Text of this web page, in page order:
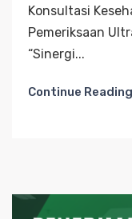
Konsultasi
Pemeriksaan
“Sinergi...
Continue Reading